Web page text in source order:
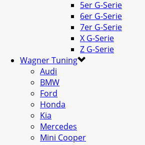
5er G-Serie
6er G-Serie
7er G-Serie
X G-Serie
Z G-Serie
Wagner Tuning
Audi
BMW
Ford
Honda
Kia
Mercedes
Mini Cooper